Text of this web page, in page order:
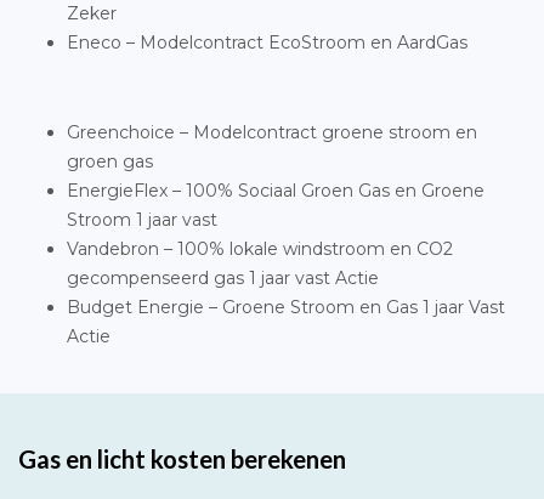
Zeker
Eneco – Modelcontract EcoStroom en AardGas
Greenchoice – Modelcontract groene stroom en
groen gas
EnergieFlex – 100% Sociaal Groen Gas en Groene
Stroom 1 jaar vast
Vandebron – 100% lokale windstroom en CO2
gecompenseerd gas 1 jaar vast Actie
Budget Energie – Groene Stroom en Gas 1 jaar Vast
Actie
Gas en licht kosten berekenen